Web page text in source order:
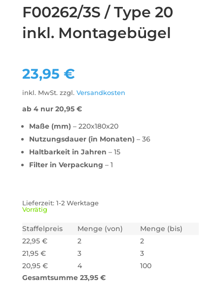
F00262/3S / Type 20
inkl. Montagebügel
23,95 €
inkl. MwSt. zzgl. Versandkosten
ab 4 nur 20,95 €
Maße (mm) – 220x180x20
Nutzungsdauer (in Monaten) – 36
Haltbarkeit in Jahren – 15
Filter in Verpackung – 1
Lieferzeit: 1-2 Werktage
Vorrätig
Staffelpreis Menge (von)
Menge (bis)
22,95 € 2
2
21,95 € 3
3
20,95 € 4
100
Gesamtsumme 23,95 €